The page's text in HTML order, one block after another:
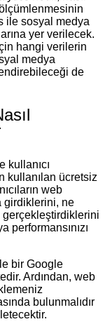
ile sosyal medya
yer verilecek.
hangi verilerin
medya
de
kullanıcı
kullanılan ücretsiz
web
girdiklerini, ne
gerçekleştirdiklerini
performansınızı
bir Google
Ardından, web
bulunmalıdır